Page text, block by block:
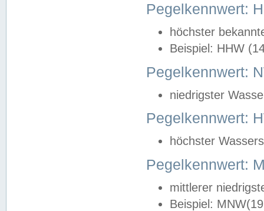
Pegelkennwert:
höchster
Beispiel: HHW
Pegelkennwert:
niedrigster
Pegelkennwert:
höchster
Pegelkennwert:
mittlerer
Beispiel: